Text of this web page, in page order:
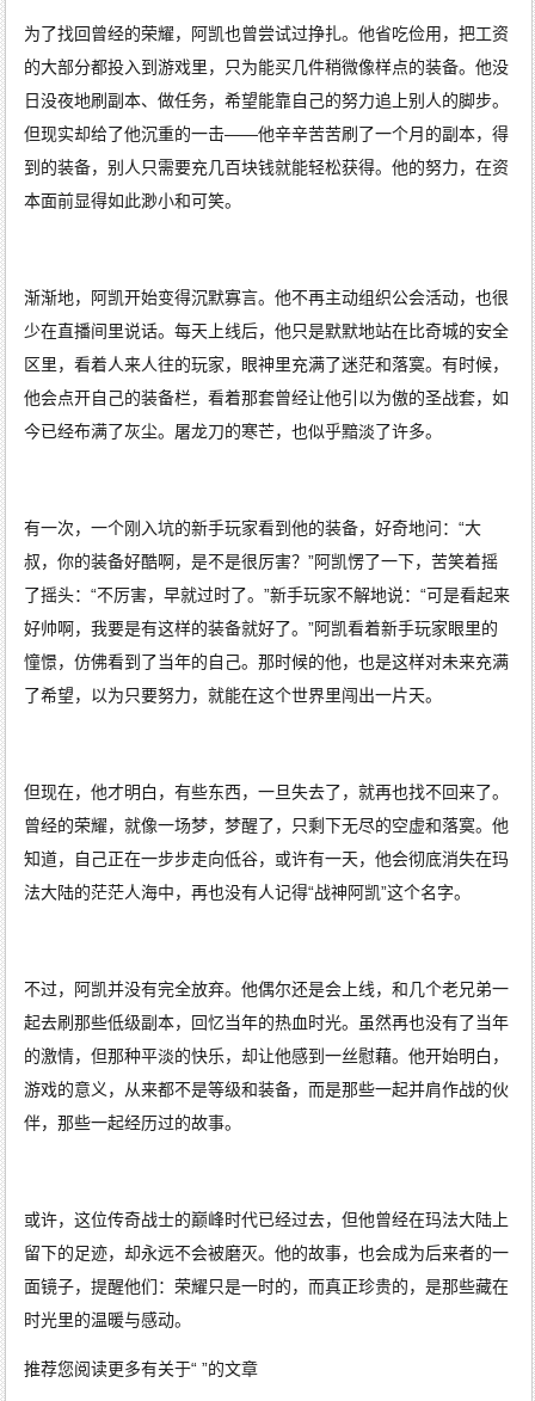
为了找回曾经的荣耀，阿凯也曾尝试过挣扎。他省吃俭用，把工资
的大部分都投入到游戏里，只为能买几件稍微像样点的装备。他没
日没夜地刷副本、做任务，希望能靠自己的努力追上别人的脚步。
但现实却给了他沉重的一击——他辛辛苦苦刷了一个月的副本，得
到的装备，别人只需要充几百块钱就能轻松获得。他的努力，在资
本面前显得如此渺小和可笑。
渐渐地，阿凯开始变得沉默寡言。他不再主动组织公会活动，也很
少在直播间里说话。每天上线后，他只是默默地站在比奇城的安全
区里，看着人来人往的玩家，眼神里充满了迷茫和落寞。有时候，
他会点开自己的装备栏，看着那套曾经让他引以为傲的圣战套，如
今已经布满了灰尘。屠龙刀的寒芒，也似乎黯淡了许多。
有一次，一个刚入坑的新手玩家看到他的装备，好奇地问：“大
叔，你的装备好酷啊，是不是很厉害？”阿凯愣了一下，苦笑着摇
了摇头：“不厉害，早就过时了。”新手玩家不解地说：“可是看起来
好帅啊，我要是有这样的装备就好了。”阿凯看着新手玩家眼里的
憧憬，仿佛看到了当年的自己。那时候的他，也是这样对未来充满
了希望，以为只要努力，就能在这个世界里闯出一片天。
但现在，他才明白，有些东西，一旦失去了，就再也找不回来了。
曾经的荣耀，就像一场梦，梦醒了，只剩下无尽的空虚和落寞。他
知道，自己正在一步步走向低谷，或许有一天，他会彻底消失在玛
法大陆的茫茫人海中，再也没有人记得“战神阿凯”这个名字。
不过，阿凯并没有完全放弃。他偶尔还是会上线，和几个老兄弟一
起去刷那些低级副本，回忆当年的热血时光。虽然再也没有了当年
的激情，但那种平淡的快乐，却让他感到一丝慰藉。他开始明白，
游戏的意义，从来都不是等级和装备，而是那些一起并肩作战的伙
伴，那些一起经历过的故事。
或许，这位传奇战士的巅峰时代已经过去，但他曾经在玛法大陆上
留下的足迹，却永远不会被磨灭。他的故事，也会成为后来者的一
面镜子，提醒他们：荣耀只是一时的，而真正珍贵的，是那些藏在
时光里的温暖与感动。
推荐您阅读更多有关于“ ”的文章